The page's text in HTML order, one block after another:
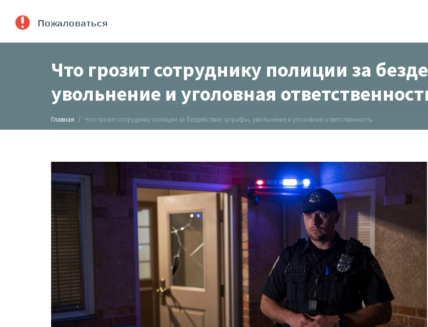
Что грозит сотруднику полиции за
увольнение и уголовная
Главная Что грозит сотруднику полиции за бездействие: штрафы, увольнение и уголовная ответственность